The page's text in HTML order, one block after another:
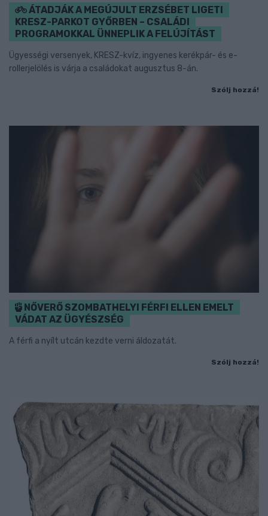
ÁTADJÁK A MEGÚJULT ERZSÉBET LIGETI
KRESZ-PARKOT GYŐRBEN – CSALÁDI
PROGRAMOKKAL ÜNNEPLIK A FELÚJÍTÁST
Ügyességi versenyek, KRESZ-kvíz, ingyenes kerékpár- és e-
rollerjelölés is várja a családokat augusztus 8-án.
Szólj hozzá!
NŐVERŐ SZOMBATHELYI FÉRFI ELLEN EMELT
VÁDAT AZ ÜGYÉSZSÉG
A férfi a nyílt utcán kezdte verni áldozatát.
Szólj hozzá!